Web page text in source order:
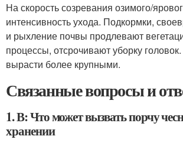
На скорость созревания озимого/
интенсивность ухода. Подкормки,
и рыхление почвы продлевают
процессы, отсрочивают уборку
вырасти более крупными.
Связанные вопросы и
1. В: Что может вызвать порчу
хранении